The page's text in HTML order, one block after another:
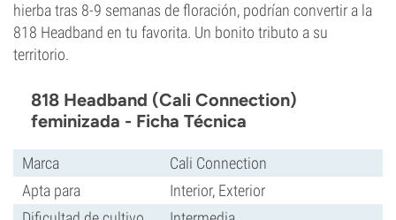
hierba tras 8-9 semanas de floración, podrían convertir a la
818 Headband en tu favorita. Un bonito tributo a su
territorio.
818 Headband (Cali Connection)
feminizada - Ficha Técnica
Marca
Cali Connection
Apta para
Interior, Exterior